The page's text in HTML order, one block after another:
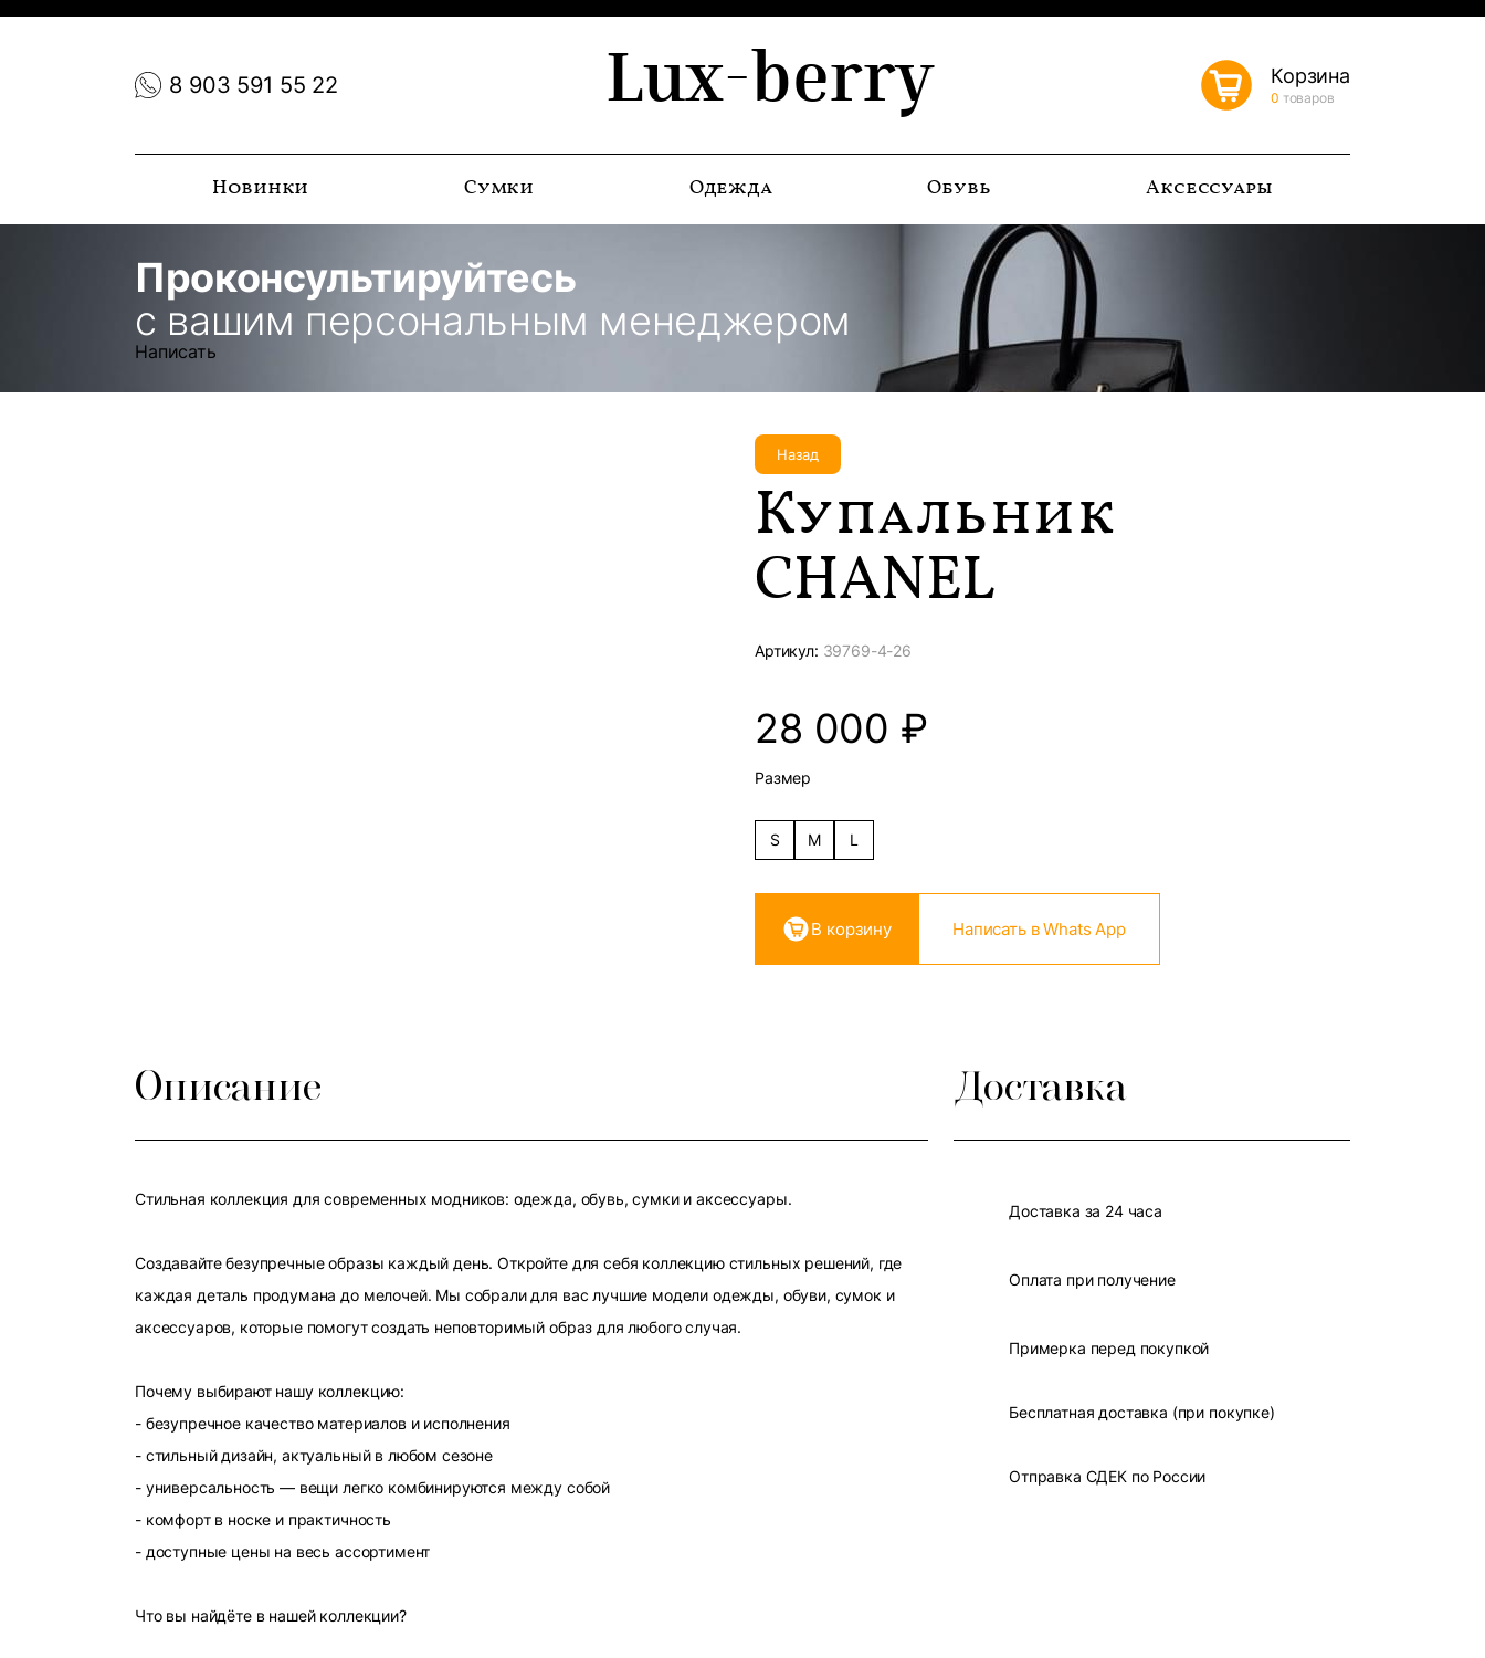
8 903 591 55 22 Lux-berry Корзина
0 товаров
Новинки Сумки Одежда Обувь Аксессуары
Проконсультируйтесь
с вашим персональным менеджером
Написать
Назад
Купальник
CHANEL
Артикул: 39769-4-26
28 000 ₽
Размер
S M L
В корзину Написать в Whats App
Описание
Стильная коллекция для современных модников: одежда, обувь, сумки и аксессуары.
Создавайте безупречные образы каждый день. Откройте для себя коллекцию стильных решений, где
каждая деталь продумана до мелочей. Мы собрали для вас лучшие модели одежды, обуви, сумок и
аксессуаров, которые помогут создать неповторимый образ для любого случая.
Почему выбирают нашу коллекцию:
- безупречное качество материалов и исполнения
- стильный дизайн, актуальный в любом сезоне
- универсальность — вещи легко комбинируются между собой
- комфорт в носке и практичность
- доступные цены на весь ассортимент
Что вы найдёте в нашей коллекции?
Доставка
Доставка за 24 часа
Оплата при получение
Примерка перед покупкой
Бесплатная доставка (при покупке)
Отправка СДЕК по России